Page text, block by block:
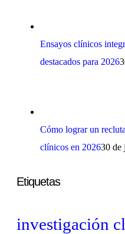
Ensayos clínicos
destacados para 2026
Cómo lograr un
clínicos en 202630 de
Etiquetas
investigación